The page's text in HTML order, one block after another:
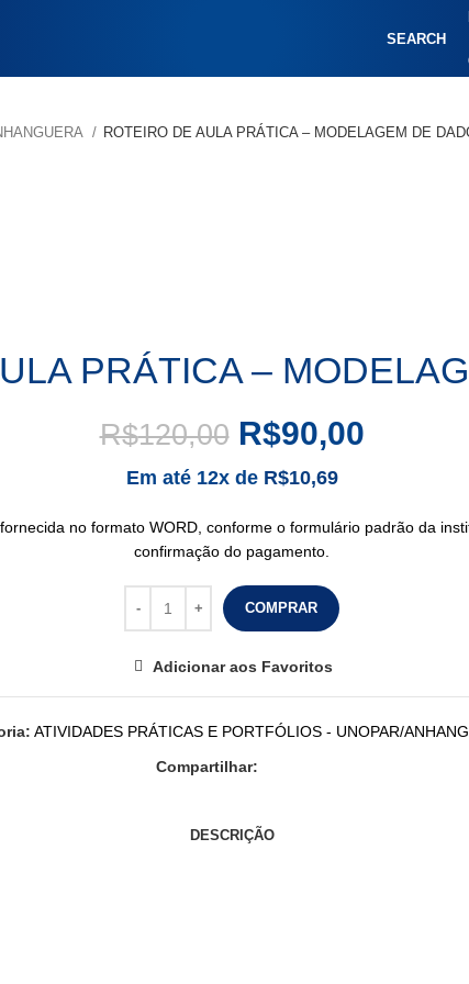
SEARCH
ROTEIRO DE AULA PRÁTICA – MODELAGEM DE
PRÁTICA –
R$120,00 R$90,00
Em até 12x de R$10,69
no formato WORD, conforme o formulário padrão da
confirmação do pagamento.
COMPRAR
Adicionar aos Favoritos
ATIVIDADES PRÁTICAS E PORTFÓLIOS - UNOPAR/
Compartilhar:
DESCRIÇÃO